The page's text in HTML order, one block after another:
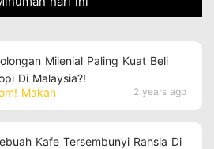
Makan 2 years ago
Milenial Paling Kuat Beli
Di Malaysia?!
Kafe Tersembunyi Rahsia Di